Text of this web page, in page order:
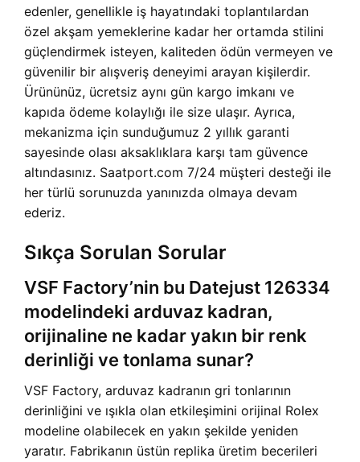
edenler, genellikle iş hayatındaki toplantılardan
özel akşam yemeklerine kadar her ortamda stilini
güçlendirmek isteyen, kaliteden ödün vermeyen ve
güvenilir bir alışveriş deneyimi arayan kişilerdir.
Ürününüz, ücretsiz aynı gün kargo imkanı ve
kapıda ödeme kolaylığı ile size ulaşır. Ayrıca,
mekanizma için sunduğumuz 2 yıllık garanti
sayesinde olası aksaklıklara karşı tam güvence
altındasınız. Saatport.com 7/24 müşteri desteği ile
her türlü sorunuzda yanınızda olmaya devam
ederiz.
Sıkça Sorulan Sorular
VSF Factory’nin bu Datejust 126334
modelindeki arduvaz kadran,
orijinaline ne kadar yakın bir renk
derinliği ve tonlama sunar?
VSF Factory, arduvaz kadranın gri tonlarının
derinliğini ve ışıkla olan etkileşimini orijinal Rolex
modeline olabilecek en yakın şekilde yeniden
yaratır. Fabrikanın üstün replika üretim becerileri